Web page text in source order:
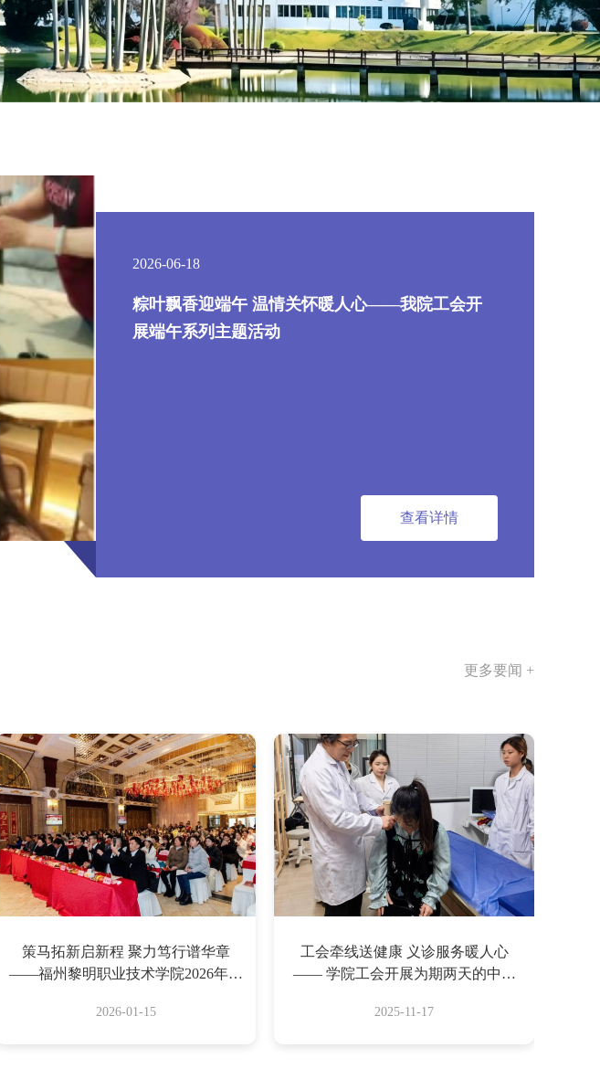
2026-06-18
粽叶飘香迎端午 温情关怀暖人心——我院工会开
展端午系列主题活动
查看详情
更多要闻 +
策马拓新启新程 聚力笃行谱华章
——福州黎明职业技术学院2026年教
2026-01-15
工会牵线送健康 义诊服务暖人心
—— 学院工会开展为期两天的中医
2025-11-17